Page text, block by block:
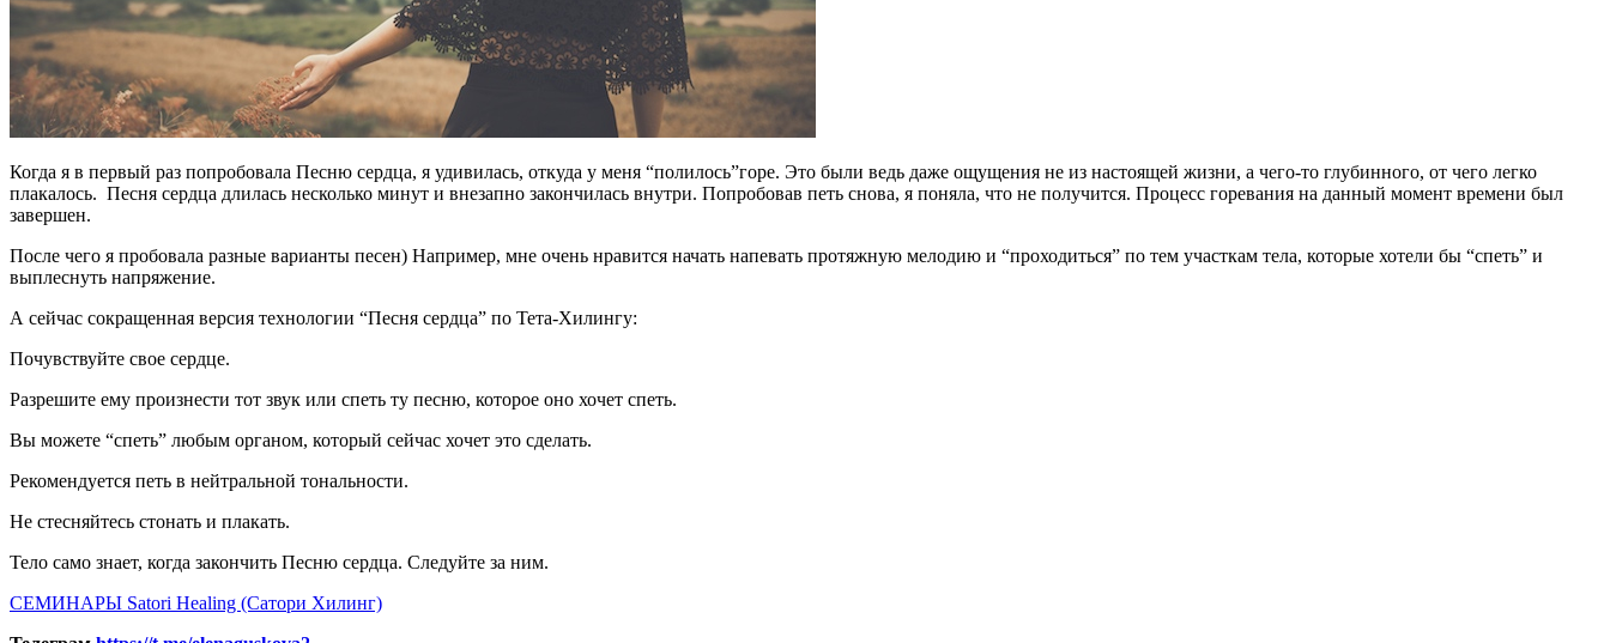
Когда я в первый раз попробовала Песню сердца, я удивилась, откуда у меня “полилось”горе. Это были ведь даже ощущения не из настоящей жизни, а чего-то глубинного, от чего легко
плакалось. Песня сердца длилась несколько минут и внезапно закончилась внутри. Попробовав петь снова, я поняла, что не получится. Процесс горевания на данный момент времени был
завершен.
После чего я пробовала разные варианты песен) Например, мне очень нравится начать напевать протяжную мелодию и “проходиться” по тем участкам тела, которые хотели бы “спеть” и
выплеснуть напряжение.
А сейчас сокращенная версия технологии “Песня сердца” по Тета-Хилингу:
Почувствуйте свое сердце.
Разрешите ему произнести тот звук или спеть ту песню, которое оно хочет спеть.
Вы можете “спеть” любым органом, который сейчас хочет это сделать.
Рекомендуется петь в нейтральной тональности.
Не стесняйтесь стонать и плакать.
Тело само знает, когда закончить Песню сердца. Следуйте за ним.
СЕМИНАРЫ Satori Healing (Сатори Хилинг)